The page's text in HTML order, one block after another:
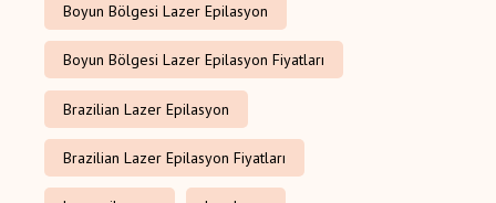
Boyun Bölgesi Lazer Epilasyon
Boyun Bölgesi Lazer Epilasyon Fiyatları
Brazilian Lazer Epilasyon
Brazilian Lazer Epilasyon Fiyatları